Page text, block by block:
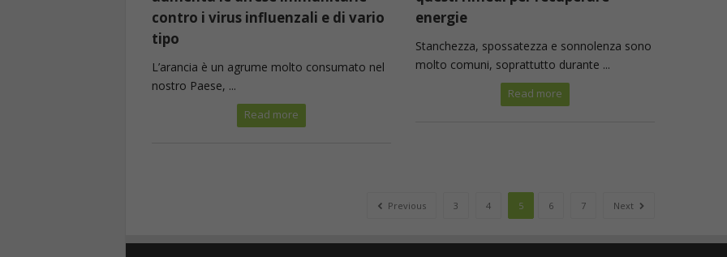
contro i virus influenzali e di vario
tipo
L’arancia è un agrume molto consumato nel
nostro Paese, ...
Read more
energie
Stanchezza, spossatezza e sonnolenza sono
molto comuni, soprattutto durante ...
Read more
Previous 3 4 5 6 7 Next